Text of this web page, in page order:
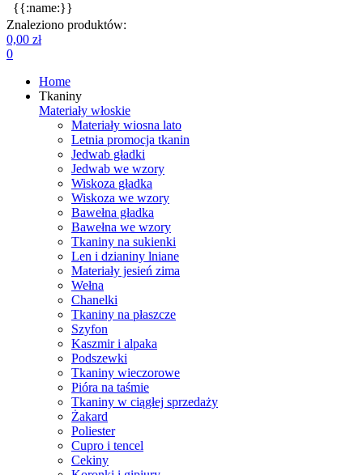
{{:name:}}
Znaleziono produktów:
0,00 zł
0
Home
Tkaniny
Materiały włoskie
Materiały wiosna lato
Letnia promocja tkanin
Jedwab gładki
Jedwab we wzory
Wiskoza gładka
Wiskoza we wzory
Bawełna gładka
Bawełna we wzory
Tkaniny na sukienki
Len i dzianiny lniane
Materiały jesień zima
Wełna
Chanelki
Tkaniny na płaszcze
Szyfon
Kaszmir i alpaka
Podszewki
Tkaniny wieczorowe
Pióra na taśmie
Tkaniny w ciągłej sprzedaży
Żakard
Poliester
Cupro i tencel
Cekiny